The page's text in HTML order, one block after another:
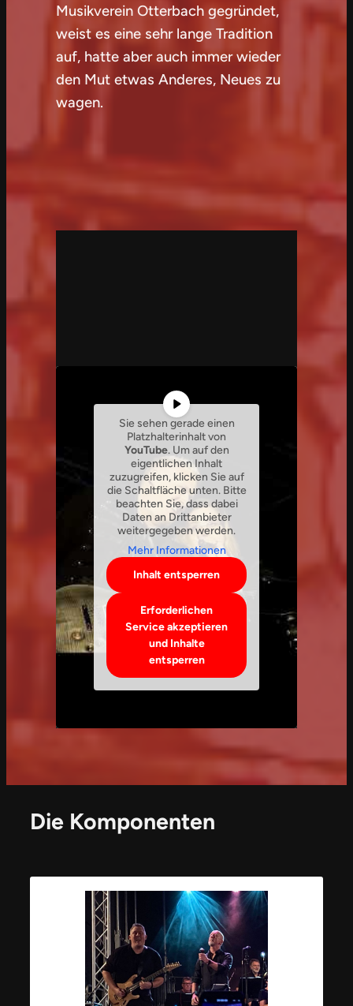
Musikverein Otterbach gegründet,
weist es eine sehr lange Tradition
auf, hatte aber auch immer wieder
den Mut etwas Anderes, Neues zu
wagen.
Sie sehen gerade einen
Platzhalterinhalt von
YouTube. Um auf den
eigentlichen Inhalt
zuzugreifen, klicken Sie auf
die Schaltfläche unten. Bitte
beachten Sie, dass dabei
Daten an Drittanbieter
weitergegeben werden.
Mehr Informationen
Inhalt entsperren
Erforderlichen
Service akzeptieren
und Inhalte
entsperren
Die Komponenten